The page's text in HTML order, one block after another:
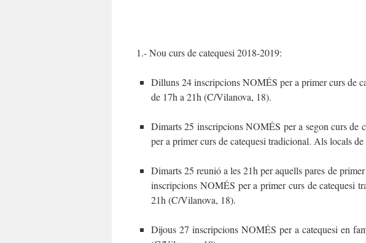
1.- Nou curs de catequesi 2018-2019:
Dilluns 24 inscripcions NOMÉS per a primer curs de
de 17h a 21h (C/Vilanova, 18).
Dimarts 25 inscripcions NOMÉS per a segon curs de
per a primer curs de catequesi tradicional. Als locals
Dimarts 25 reunió a les 21h per aquells pares de
inscripcions NOMÉS per a primer curs de catequesi
21h (C/Vilanova, 18).
Dijous 27 inscripcions NOMÉS per a catequesi en